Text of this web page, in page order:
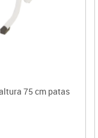
75 cm patas